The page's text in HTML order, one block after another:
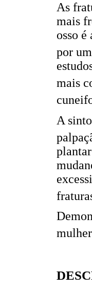
As
mais
osso
por
mais
A